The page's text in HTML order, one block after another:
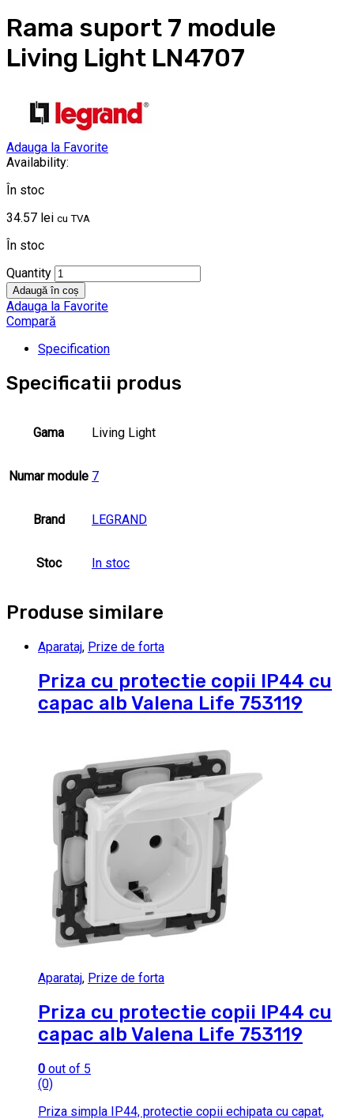
Rama suport 7 module
Living Light LN4707
Adauga la Favorite
Availability:
În stoc
34.57 lei cu TVA
În stoc
Quantity
Adaugă în coș
Adauga la Favorite
Compară
Specification
Specificatii produs
Gama Living Light
Numar module 7
Brand LEGRAND
Stoc In stoc
Produse similare
Aparataj, Prize de forta
Priza cu protectie copii IP44 cu
capac alb Valena Life 753119
Aparataj, Prize de forta
Priza cu protectie copii IP44 cu
capac alb Valena Life 753119
0 out of 5
(0)
Priza simpla IP44, protectie copii echipata cu capat,